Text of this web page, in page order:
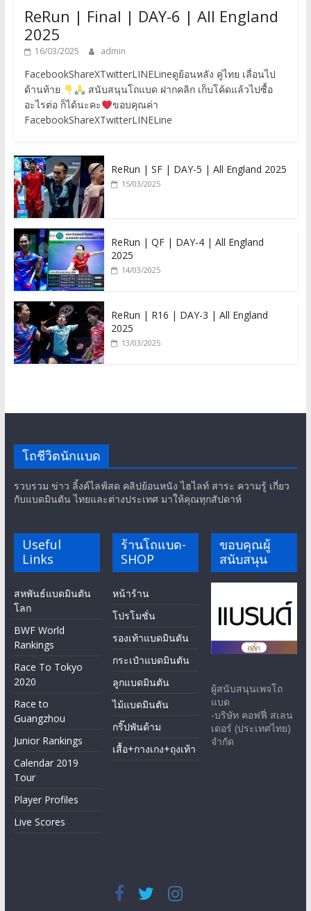
ReRun | Final | DAY-6 | All England
2025
16/03/2025 admin
FacebookShareXTwitterLINELineดูย้อนหลัง คู่ไทย เลื่อนไป
ด้านท้าย
สนับสนุนโถแบด ฝากคลิก เก็บโค้ดแล้วไปซื้อ
อะไรต่อ ก็ได้นะคะ
ขอบคุณค่า
FacebookShareXTwitterLINELine
ReRun | SF | DAY-5 | All England 2025
15/03/2025
ReRun | QF | DAY-4 | All England
2025
14/03/2025
ReRun | R16 | DAY-3 | All England
2025
13/03/2025
โถชีวิตนักแบด
รวบรวม ข่าว ลิ้งค์ไลฟ์สด คลิปย้อนหนัง ไฮไลท์ สาระ ความรู้ เกี่ยว
กับแบดมินตัน ไทยและต่างประเทศ มาให้คุณทุกสัปดาห์
Useful
Links
สหพันธ์แบดมินตัน
โลก
BWF World
Rankings
Race To Tokyo
2020
Race to
Guangzhou
Junior Rankings
Calendar 2019
Tour
Player Profiles
Live Scores
ร้านโถแบด-
SHOP
หน้าร้าน
โปรโมชั่น
รองเท้าแบดมินตัน
กระเป๋าแบดมินตัน
ลูกแบดมินตัน
ไม้แบดมินตัน
กริ๊ปพันด้าม
เสื้อ+กางเกง+ถุงเท้า
ขอบคุณผู้
สนับสนุน
ผู้สนับสนุนเพจโถ
แบด
-บริษัท คอฟฟี่ สเลน
เดอร์ (ประเทศไทย)
จำกัด